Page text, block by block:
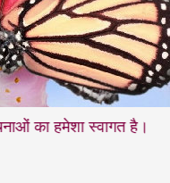
स्वागत है।